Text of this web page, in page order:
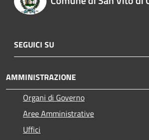
SEGUICI SU
AMMINISTRAZIONE
Organi di Governo
Aree Amministrative
Uffici